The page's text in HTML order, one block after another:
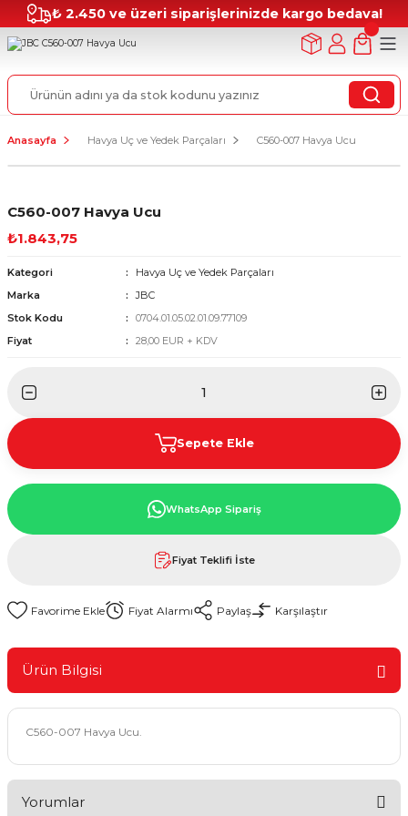
₺ 2.450 ve üzeri siparişlerinizde kargo bedava!
Anasayfa Havya Uç ve Yedek Parçaları C560-007 Havya Ucu
C560-007 Havya Ucu
₺1.843,75
Kategori
Havya Uç ve Yedek Parçaları
Marka
JBC
Stok Kodu
0704.01.05.02.01.09.77109
Fiyat
28,00 EUR + KDV
Sepete Ekle
WhatsApp Sipariş
Fiyat Teklifi İste
Fiyat Alarmı Paylaş Karşılaştır
Ürün Bilgisi
C560-007 Havya Ucu.
Yorumlar